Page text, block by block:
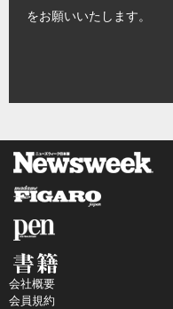
をお願いいたします。
会社概要
会員規約